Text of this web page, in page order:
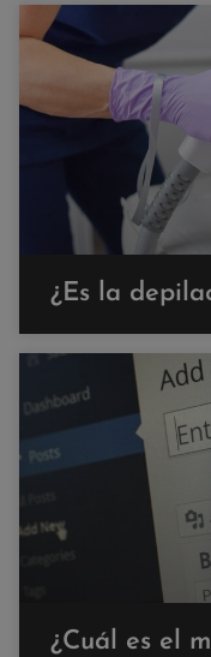
¿Es la
¿Cuál es el